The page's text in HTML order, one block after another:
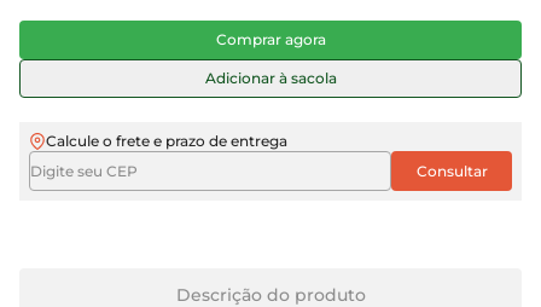
Comprar agora
Adicionar à sacola
Calcule o frete e prazo de entrega
Descrição do produto